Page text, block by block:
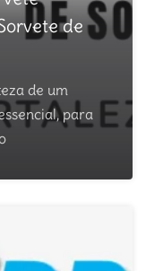
de
de um
para